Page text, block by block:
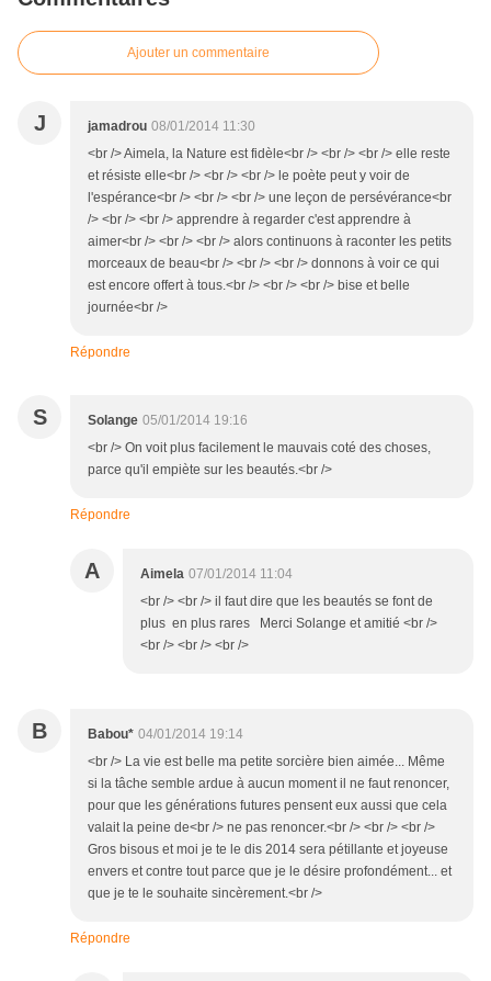
Ajouter un commentaire
J jamadrou 08/01/2014 11:30
<br /> Aimela, la Nature est fidèle<br /> <br /> <br /> elle reste
et résiste elle<br /> <br /> <br /> le poète peut y voir de
l'espérance<br /> <br /> <br /> une leçon de persévérance<br
/> <br /> <br /> apprendre à regarder c'est apprendre à
aimer<br /> <br /> <br /> alors continuons à raconter les petits
morceaux de beau<br /> <br /> <br /> donnons à voir ce qui
est encore offert à tous.<br /> <br /> <br /> bise et belle
journée<br />
Répondre
S Solange 05/01/2014 19:16
<br /> On voit plus facilement le mauvais coté des choses,
parce qu'il empiète sur les beautés.<br />
Répondre
A Aimela 07/01/2014 11:04
<br /> <br /> il faut dire que les beautés se font de
plus en plus rares Merci Solange et amitié <br />
<br /> <br /> <br />
B Babou* 04/01/2014 19:14
<br /> La vie est belle ma petite sorcière bien aimée... Même
si la tâche semble ardue à aucun moment il ne faut renoncer,
pour que les générations futures pensent eux aussi que cela
valait la peine de<br /> ne pas renoncer.<br /> <br /> <br />
Gros bisous et moi je te le dis 2014 sera pétillante et joyeuse
envers et contre tout parce que je le désire profondément... et
que je te le souhaite sincèrement.<br />
Répondre